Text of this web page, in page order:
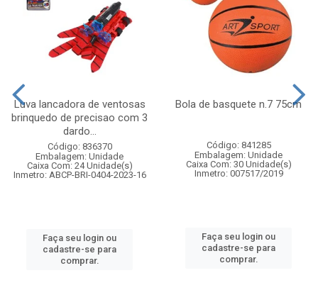
Luva lancadora de ventosas
brinquedo de precisao com 3
dardo...
Código: 836370
Embalagem: Unidade
Caixa Com: 24 Unidade(s)
Inmetro: ABCP-BRI-0404-2023-16
Faça seu login ou
cadastre-se para
comprar.
Bola de basquete n.7 75cm
Código: 841285
Embalagem: Unidade
Caixa Com: 30 Unidade(s)
Inmetro: 007517/2019
Faça seu login ou
cadastre-se para
comprar.